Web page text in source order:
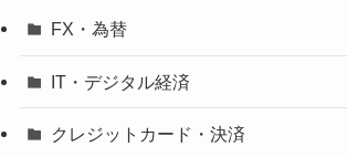
FX・為替
IT・デジタル経済
クレジットカード・決済